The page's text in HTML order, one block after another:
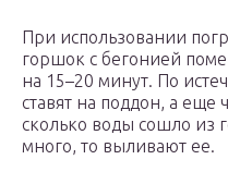
При использовании
горшок с бегонией
на 15–20 минут. По
ставят на поддон, а еще
сколько воды сошло из
много, то выливают ее.